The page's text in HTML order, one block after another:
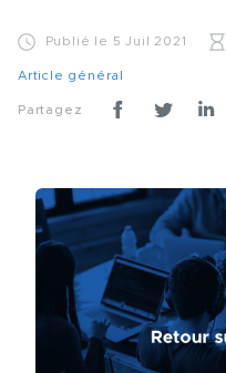
Publié le 5 Juil 2021
Article général
Partagez